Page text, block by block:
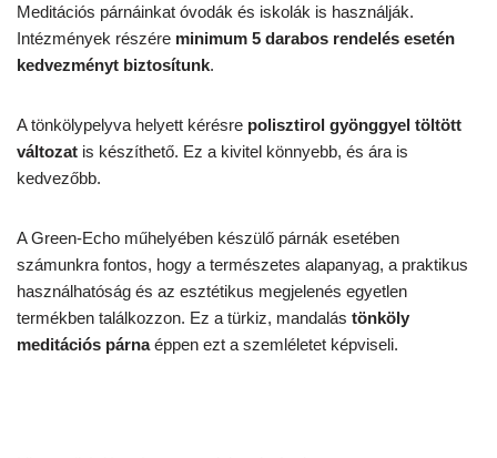
Meditációs párnáinkat óvodák és iskolák is használják.
Intézmények részére minimum 5 darabos rendelés esetén
kedvezményt biztosítunk.
A tönkölypelyva helyett kérésre polisztirol gyönggyel töltött
változat is készíthető. Ez a kivitel könnyebb, és ára is
kedvezőbb.
A Green-Echo műhelyében készülő párnák esetében
számunkra fontos, hogy a természetes alapanyag, a praktikus
használhatóság és az esztétikus megjelenés egyetlen
termékben találkozzon. Ez a türkiz, mandalás tönköly
meditációs párnaéppen ezt a szemléletet képviseli.